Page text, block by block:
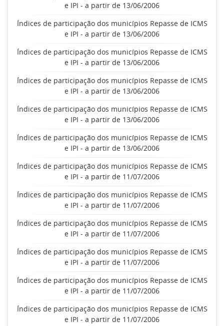
e IPI - a partir de 13/06/2006
Índices de participação dos municípios Repasse de ICMS
e IPI - a partir de 13/06/2006
Índices de participação dos municípios Repasse de ICMS
e IPI - a partir de 13/06/2006
Índices de participação dos municípios Repasse de ICMS
e IPI - a partir de 13/06/2006
Índices de participação dos municípios Repasse de ICMS
e IPI - a partir de 13/06/2006
Índices de participação dos municípios Repasse de ICMS
e IPI - a partir de 13/06/2006
Índices de participação dos municípios Repasse de ICMS
e IPI - a partir de 11/07/2006
Índices de participação dos municípios Repasse de ICMS
e IPI - a partir de 11/07/2006
Índices de participação dos municípios Repasse de ICMS
e IPI - a partir de 11/07/2006
Índices de participação dos municípios Repasse de ICMS
e IPI - a partir de 11/07/2006
Índices de participação dos municípios Repasse de ICMS
e IPI - a partir de 11/07/2006
Índices de participação dos municípios Repasse de ICMS
e IPI - a partir de 11/07/2006